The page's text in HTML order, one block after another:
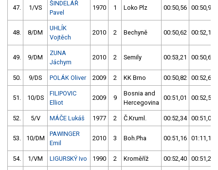
47. 1/VS
ŠINDELÁŘ
Pavel
1970 1 Loko Plz 00:50,56 00:50,93
48. 8/DM
UHLÍK
Vojtěch
2010 2 Bechyně 00:50,62 00:52,15
49. 9/DM
ZUNA
Jáchym
2010 2 Semily 00:53,21 00:50,68
50. 9/DS POLÁK Oliver 2009 2 KK Brno 00:50,82 00:52,62
51. 10/DS
FILIPOVIC
Elliot
2009 9
Bosnia and
Hercegovina
00:51,01 00:52,54
52. 5/V MÁČE Lukáš 1977 2 Č.Kruml. 00:52,34 00:51,04
53. 10/DM
PAWINGER
Emil
2010 3 Boh.Pha 00:51,16 01:11,17
54. 1/VM LIGURSKÝ Ivo 1990 2 Kroměříž 00:52,40 00:51,27